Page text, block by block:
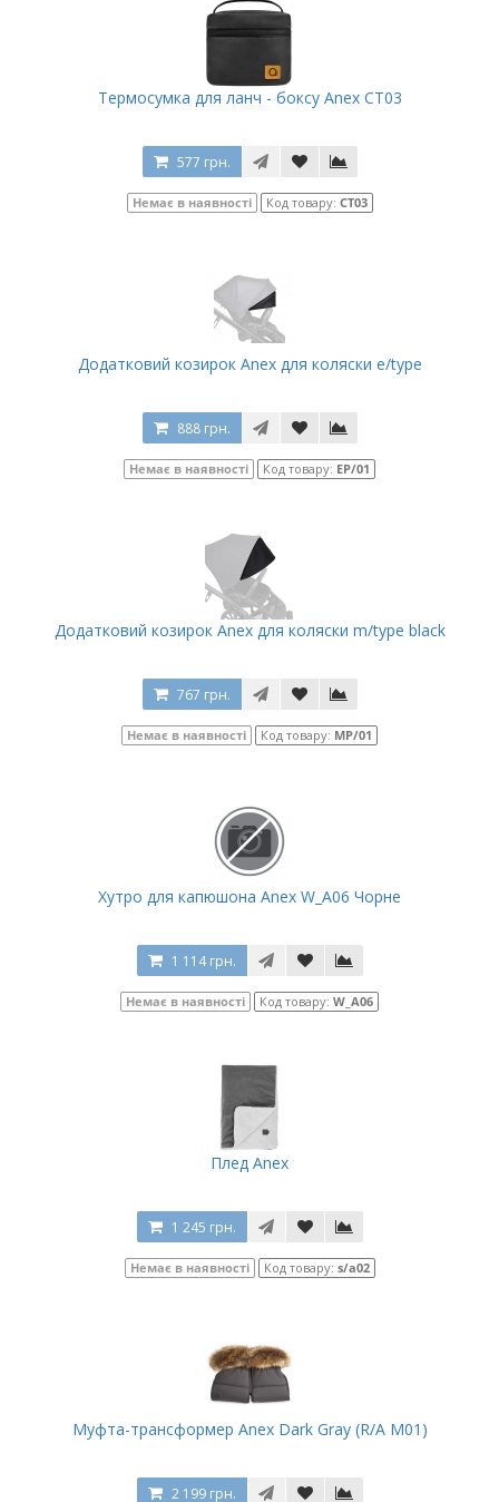
Термосумка для ланч - боксу Anex CT03
577 грн.
Немає в наявності Код товару: CT03
Додатковий козирок Anex для коляски e/type
888 грн.
Немає в наявності Код товару: EP/01
Додатковий козирок Anex для коляски m/type black
767 грн.
Немає в наявності Код товару: MP/01
Хутро для капюшона Anex W_A06 Чорне
1 114 грн.
Немає в наявності Код товару: W_A06
Плед Anex
1 245 грн.
Немає в наявності Код товару: s/a02
Муфта-трансформер Anex Dark Gray (R/A M01)
2 199 грн.